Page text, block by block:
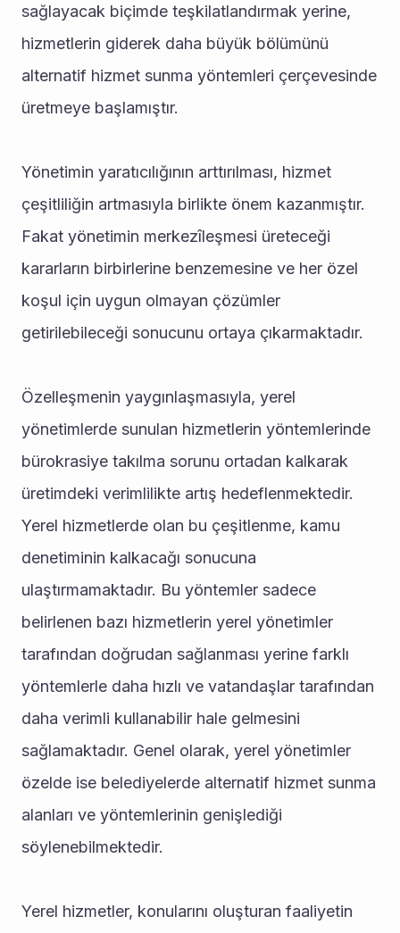
sağlayacak biçimde teşkilatlandırmak yerine,
hizmetlerin giderek daha büyük bölümünü
alternatif hizmet sunma yöntemleri çerçevesinde
üretmeye başlamıştır.
Yönetimin yaratıcılığının arttırılması, hizmet
çeşitliliğin artmasıyla birlikte önem kazanmıştır.
Fakat yönetimin merkezîleşmesi üreteceği
kararların birbirlerine benzemesine ve her özel
koşul için uygun olmayan çözümler
getirilebileceği sonucunu ortaya çıkarmaktadır.
Özelleşmenin yaygınlaşmasıyla, yerel
yönetimlerde sunulan hizmetlerin yöntemlerinde
bürokrasiye takılma sorunu ortadan kalkarak
üretimdeki verimlilikte artış hedeflenmektedir.
Yerel hizmetlerde olan bu çeşitlenme, kamu
denetiminin kalkacağı sonucuna
ulaştırmamaktadır. Bu yöntemler sadece
belirlenen bazı hizmetlerin yerel yönetimler
tarafından doğrudan sağlanması yerine farklı
yöntemlerle daha hızlı ve vatandaşlar tarafından
daha verimli kullanabilir hale gelmesini
sağlamaktadır. Genel olarak, yerel yönetimler
özelde ise belediyelerde alternatif hizmet sunma
alanları ve yöntemlerinin genişlediği
söylenebilmektedir.
Yerel hizmetler, konularını oluşturan faaliyetin